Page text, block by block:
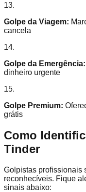
13.
Golpe da Viagem:
cancela
14.
Golpe da Emergência:
dinheiro urgente
15.
Golpe Premium:
grátis
Como
Tinder
Golpistas profissionais
reconhecíveis. Fique
sinais abaixo: